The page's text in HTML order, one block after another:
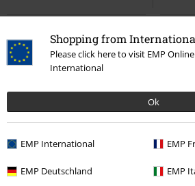
Shopping from
Please click here to visit EMP
International
Ok
EMP International EMP
EMP Deutschland EMP
DMC Od Kč 999,00